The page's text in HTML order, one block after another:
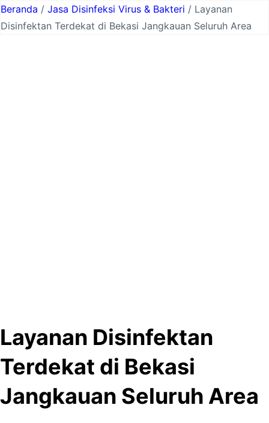
Lewati
ke
Beranda / Jasa Disinfeksi Virus & Bakteri / Layanan
Disinfektan Terdekat di Bekasi Jangkauan Seluruh Area
Layanan Disinfektan
Terdekat di Bekasi
Jangkauan Seluruh Area